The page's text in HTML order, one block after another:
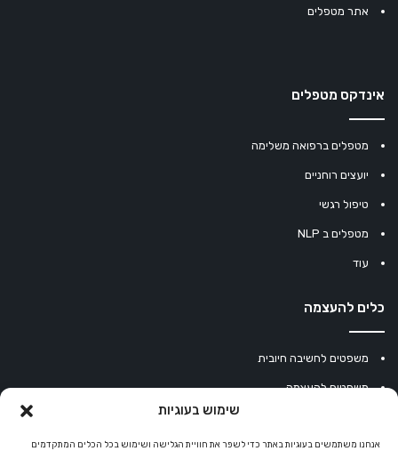
שימוש בעוגיות
אנחנו משתמשים בעוגיות באתר כדי לשפר את חוויית הגלישה ושימוש בכל הכלים המתקדמים
אתר מטפלים
אינדקס מטפלים
מטפלים ברפואה משלימה
יועצים רוחניים
טיפול רגשי
מטפלים ב NLP
עוד
כלים להעצמה
משפטים לחשיבה חיובית
משפטים להעצמה
מחשבון נומרולוגיה